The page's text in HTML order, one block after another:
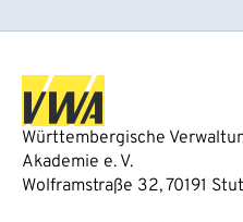
Württembergische
Akademie e. V.
Wolframstraße 32, 70191